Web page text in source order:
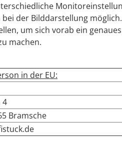
der Bilddarstellung
um sich vorab ein
machen.
in der EU:
4
Bramsche